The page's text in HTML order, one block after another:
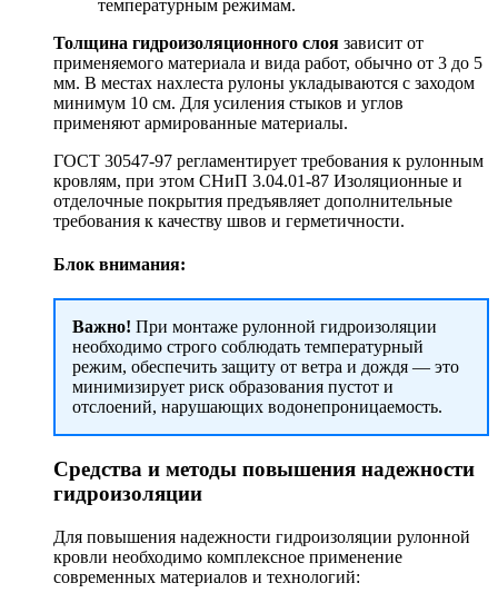
температурным режимам.
Толщина гидроизоляционного слоя зависит от
применяемого материала и вида работ, обычно от 3 до 5
мм. В местах нахлеста рулоны укладываются с заходом
минимум 10 см. Для усиления стыков и углов
применяют армированные материалы.
ГОСТ 30547-97 регламентирует требования к рулонным
кровлям, при этом СНиП 3.04.01-87 Изоляционные и
отделочные покрытия предъявляет дополнительные
требования к качеству швов и герметичности.
Блок внимания:
Важно! При монтаже рулонной гидроизоляции
необходимо строго соблюдать температурный
режим, обеспечить защиту от ветра и дождя — это
минимизирует риск образования пустот и
отслоений, нарушающих водонепроницаемость.
Средства и методы повышения надежности
гидроизоляции
Для повышения надежности гидроизоляции рулонной
кровли необходимо комплексное применение
современных материалов и технологий: